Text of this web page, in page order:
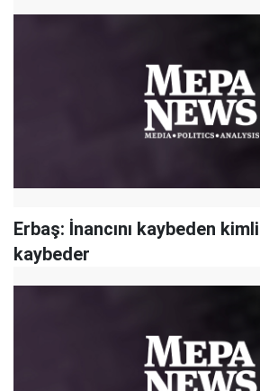
Erbaş: İnancını kaybeden
kaybeder